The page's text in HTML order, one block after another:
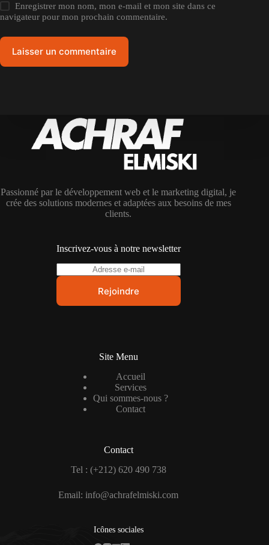
Enregistrer mon nom, mon e-mail et mon site dans ce
navigateur pour mon prochain commentaire.
Laisser un commentaire
Passionné par le développement web et le marketing digital, je
crée des solutions modernes et adaptées aux besoins de mes
clients.
Inscrivez-vous à notre newsletter
Rejoindre
Site Menu
Accueil
Services
Qui sommes-nous ?
Contact
Contact
Tel : (+212) 620 490 738
Email: info@achrafelmiski.com
Icônes sociales